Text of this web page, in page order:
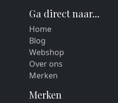
Ga direct naar...
Home
Blog
Webshop
Over ons
Merken
Merken